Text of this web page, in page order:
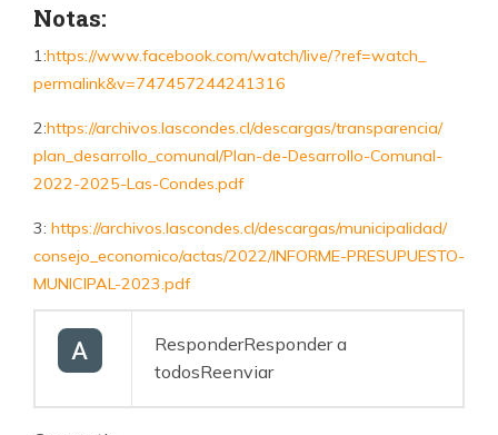
Notas:
1:https://www.facebook.com/watch/live/?ref=watch_
permalink&v=747457244241316
2:https://archivos.lascondes.cl/descargas/transparencia/
plan_desarrollo_comunal/Plan-de-Desarrollo-Comunal-
2022-2025-Las-Condes.pdf
3: https://archivos.lascondes.cl/descargas/municipalidad/
consejo_economico/actas/2022/INFORME-PRESUPUESTO-
MUNICIPAL-2023.pdf
ResponderResponder a
todosReenviar